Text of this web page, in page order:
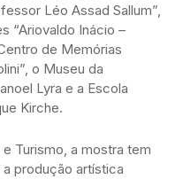
Léo Assad Sallum”,
“Ariovaldo Inácio –
de Memórias
o Museu da
Lyra e a Escola
Kirche.
Turismo, a mostra tem
produção artística